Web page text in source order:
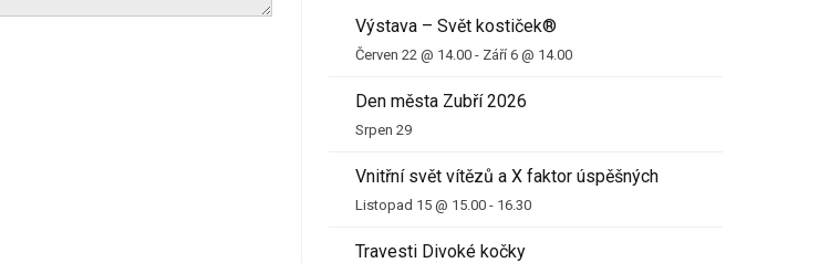
Výstava – Svět kostiček®
Červen 22 @ 14.00 - Září 6 @ 14.00
Den města Zubří 2026
Srpen 29
Vnitřní svět vítězů a X faktor úspěšných
Listopad 15 @ 15.00 - 16.30
Travesti Divoké kočky